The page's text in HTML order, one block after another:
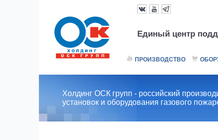
Единый центр
ПРОИЗВОДСТВО
Холдинг ОСК групп - российский
установок и оборудования газового